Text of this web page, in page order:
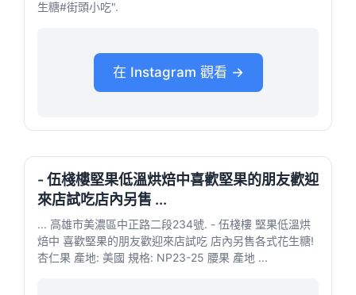
生糖#街頭小吃".
在 Instagram 觀看 →
- 伍棧樓堅果低溫烘焙中喜歡堅果的朋友歡迎
來店試吃店內另售 ...
... 高雄市美濃區中正路二段234號. - 伍棧樓 堅果低溫烘
焙中 喜歡堅果的朋友歡迎來店試吃 店內另售各式花生糖!
杏仁果 產地: 美國 規格: NP23-25 腰果 產地 ...